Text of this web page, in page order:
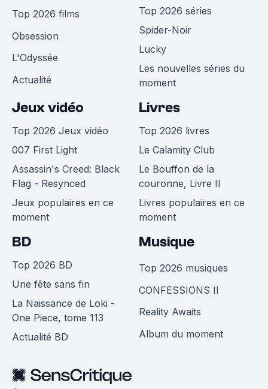
Top 2026 films
Obsession
L'Odyssée
Actualité
Top 2026 séries
Spider-Noir
Lucky
Les nouvelles séries du
moment
Jeux vidéo
Top 2026 Jeux vidéo
007 First Light
Assassin's Creed: Black
Flag - Resynced
Jeux populaires en ce
moment
Livres
Top 2026 livres
Le Calamity Club
Le Bouffon de la
couronne, Livre II
Livres populaires en ce
moment
BD
Top 2026 BD
Une fête sans fin
La Naissance de Loki -
One Piece, tome 113
Actualité BD
Musique
Top 2026 musiques
CONFESSIONS II
Reality Awaits
Album du moment